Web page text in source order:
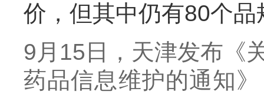
价，但其中仍有80个
9月15日，天津发布《
药品信息维护的通知